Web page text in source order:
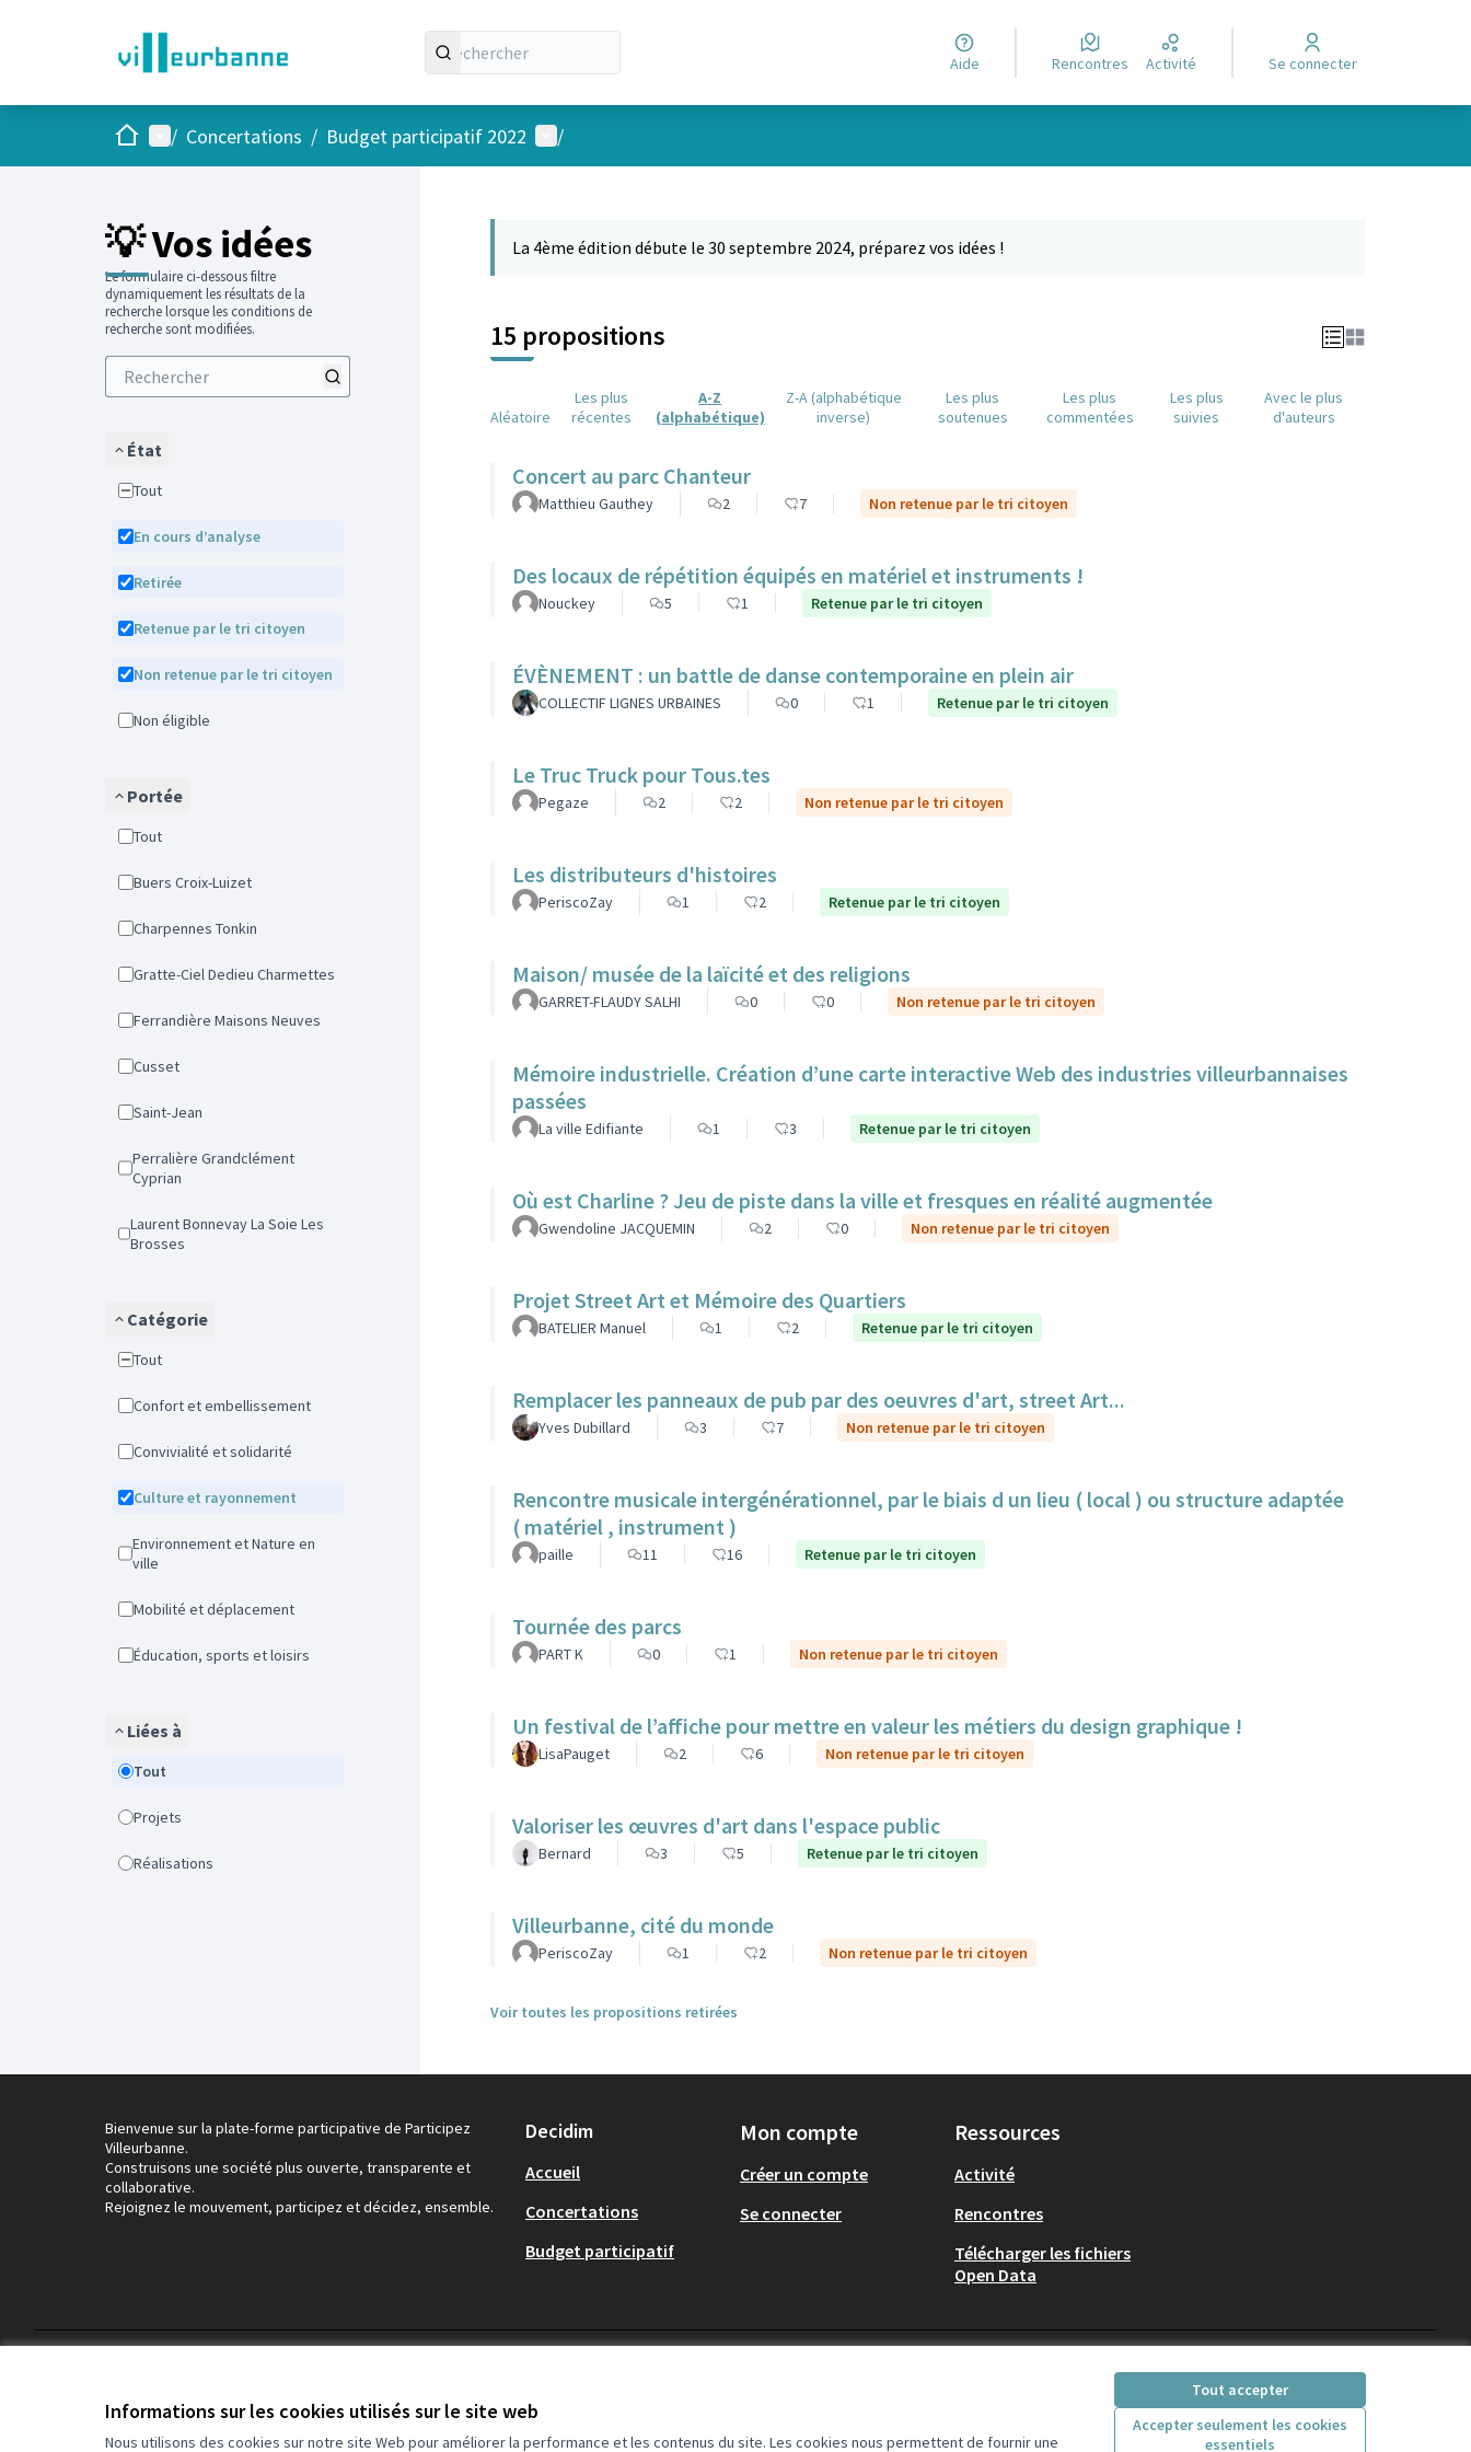
Informations sur les cookies utilisés sur le site web
Nous utilisons des cookies sur notre site Web pour améliorer la performance et les contenus du site. Les cookies nous permettent de fournir une
Tout accepter
Accepter seulement les cookies
essentiels
Aide Rencontres Activité Se connecter
AccueilMenu principal
/ Concertations / Budget participatif 2022 Menu utilisateur
/
💡 Vos idées
Le formulaire ci-dessous filtre
dynamiquement les résultats de la
recherche lorsque les conditions de
recherche sont modifiées.
État
Tout
En cours d’analyse
Retirée
Retenue par le tri citoyen
Non retenue par le tri citoyen
Non éligible
Portée
Tout
Buers Croix-Luizet
Charpennes Tonkin
Gratte-Ciel Dedieu Charmettes
Ferrandière Maisons Neuves
Cusset
Saint-Jean
Perralière Grandclément
Cyprian
Laurent Bonnevay La Soie Les
Brosses
Catégorie
Tout
Confort et embellissement
Convivialité et solidarité
Culture et rayonnement
Environnement et Nature en
ville
Mobilité et déplacement
Éducation, sports et loisirs
Liées à
Tout
Projets
Réalisations
La 4ème édition débute le 30 septembre 2024, préparez vos idées !
15 propositions
Aléatoire
Les plus
récentes
A-Z
(alphabétique)
Z-A (alphabétique
inverse)
Les plus
soutenues
Les plus
commentées
Les plus
suivies
Avec le plus
d'auteurs
Concert au parc Chanteur
Matthieu Gauthey 2 7 Non retenue par le tri citoyen
Des locaux de répétition équipés en matériel et instruments !
Nouckey 5 1 Retenue par le tri citoyen
ÉVÈNEMENT : un battle de danse contemporaine en plein air
COLLECTIF LIGNES URBAINES 0 1 Retenue par le tri citoyen
Le Truc Truck pour Tous.tes
Pegaze 2 2 Non retenue par le tri citoyen
Les distributeurs d'histoires
PeriscoZay 1 2 Retenue par le tri citoyen
Maison/ musée de la laïcité et des religions
GARRET-FLAUDY SALHI 0 0 Non retenue par le tri citoyen
Mémoire industrielle. Création d’une carte interactive Web des industries villeurbannaises
passées
La ville Edifiante 1 3 Retenue par le tri citoyen
Où est Charline ? Jeu de piste dans la ville et fresques en réalité augmentée
Gwendoline JACQUEMIN 2 0 Non retenue par le tri citoyen
Projet Street Art et Mémoire des Quartiers
BATELIER Manuel 1 2 Retenue par le tri citoyen
Remplacer les panneaux de pub par des oeuvres d'art, street Art...
Yves Dubillard 3 7 Non retenue par le tri citoyen
Rencontre musicale intergénérationnel, par le biais d un lieu ( local ) ou structure adaptée
( matériel , instrument )
paille 11 16 Retenue par le tri citoyen
Tournée des parcs
PART K 0 1 Non retenue par le tri citoyen
Un festival de l’affiche pour mettre en valeur les métiers du design graphique !
LisaPauget 2 6 Non retenue par le tri citoyen
Valoriser les œuvres d'art dans l'espace public
Bernard 3 5 Retenue par le tri citoyen
Villeurbanne, cité du monde
PeriscoZay 1 2 Non retenue par le tri citoyen
Voir toutes les propositions retirées
Bienvenue sur la plate-forme participative de Participez
Villeurbanne.
Construisons une société plus ouverte, transparente et
collaborative.
Rejoignez le mouvement, participez et décidez, ensemble.
Decidim
Accueil
Concertations
Budget participatif
Mon compte
Créer un compte
Se connecter
Ressources
Activité
Rencontres
Télécharger les fichiers
Open Data
(Lien externe)
(Lien externe)(Lien externe)(Lien externe)